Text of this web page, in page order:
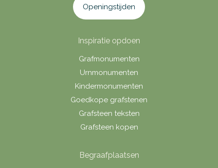
Openingstijden
Inspiratie opdoen
Grafmonumenten
Urnmonumenten
Kindermonumenten
Goedkope grafstenen
Grafsteen teksten
Grafsteen kopen
Begraafplaatsen